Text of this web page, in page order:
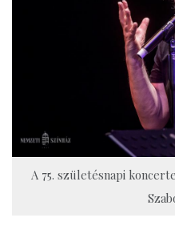
A 75. születésnapi